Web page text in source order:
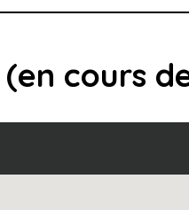
cours